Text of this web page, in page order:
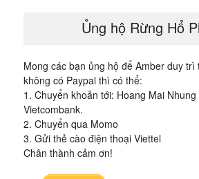
Ủng hộ Rừng Hổ
Mong các bạn ủng hộ để Amber duy trì
không có Paypal thì có thể:
1. Chuyển khoản tới: Hoang Mai
Vietcombank.
2. Chuyển qua Momo
3. Gửi thẻ cào điện thoại Viettel
Chân thành cảm ơn!